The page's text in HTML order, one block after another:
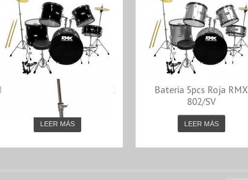
Bateria 5pcs Roja RMX RMX
802/BK
LEER MÁS
Bateria 5pcs Roja RMX
802/SV
LEER MÁS